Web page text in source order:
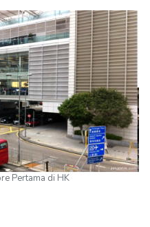
Pertama di HK